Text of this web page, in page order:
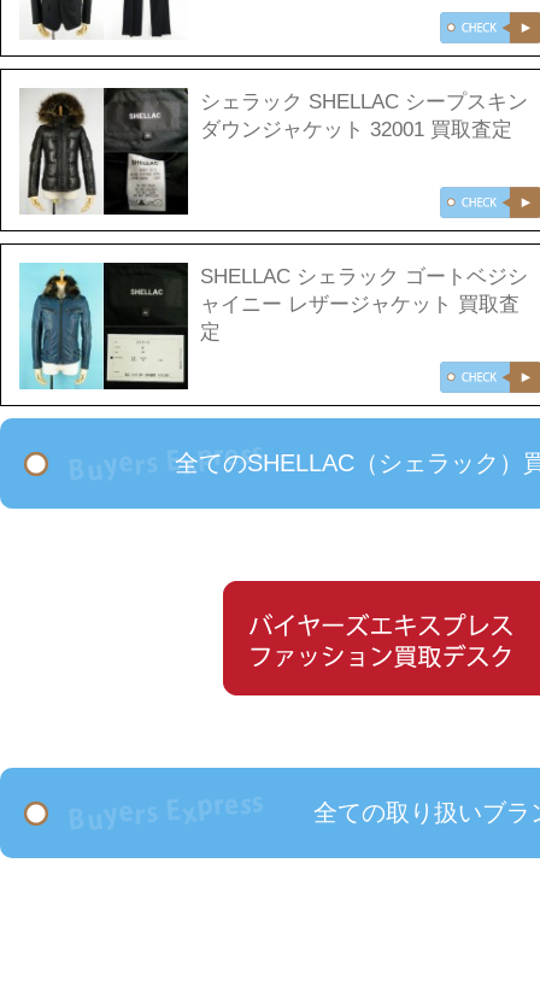
シェラック SHELLAC シープスキン
ダウンジャケット 32001 買取査定
SHELLAC シェラック ゴートベジシ
ャイニー レザージャケット 買取査
定
全てのSHELLAC（シェラック）
全ての取り扱いブラ